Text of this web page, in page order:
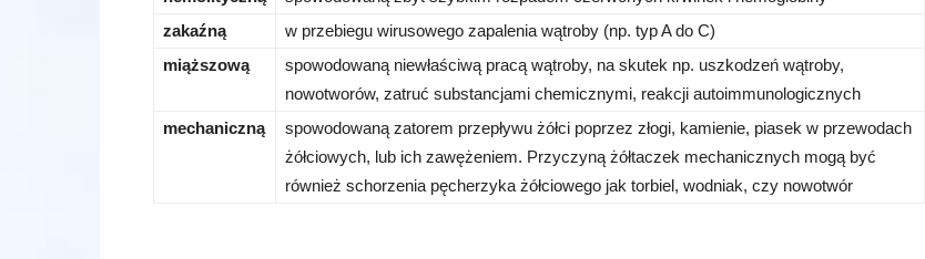
zakaźną
w przebiegu wirusowego zapalenia wątroby (np. typ A do C)
miąższową
spowodowaną niewłaściwą pracą wątroby, na skutek np. uszkodzeń wątroby,
nowotworów, zatruć substancjami chemicznymi, reakcji autoimmunologicznych
mechaniczną
spowodowaną zatorem przepływu żółci poprzez złogi, kamienie, piasek w przewodach
żółciowych, lub ich zawężeniem. Przyczyną żółtaczek mechanicznych mogą być
również schorzenia pęcherzyka żółciowego jak torbiel, wodniak, czy nowotwór